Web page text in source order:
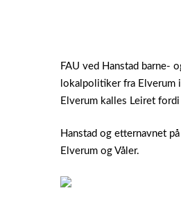
FAU ved Hanstad barne-
lokalpolitiker fra Elverum
Elverum kalles Leiret
Hanstad og etternavnet
Elverum og Våler.